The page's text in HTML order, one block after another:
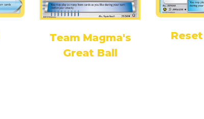
Team Magma's
Great Ball